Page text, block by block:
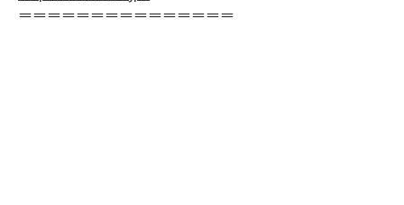
＝＝＝＝＝＝＝＝＝＝＝＝＝＝＝